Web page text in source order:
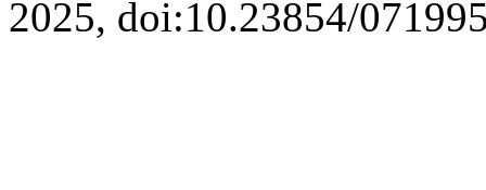
2025, doi:10.23854/